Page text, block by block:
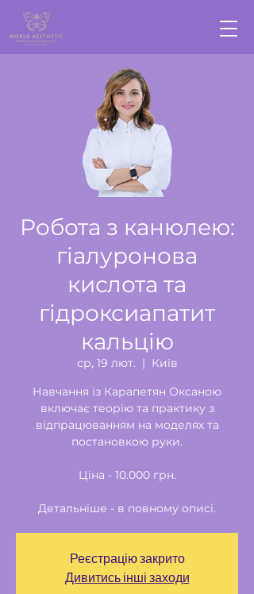
Робота з канюлею:
гіалуронова
кислота та
гідроксиапатит
кальцію
ср, 19 лют.
  |
Київ
Навчання із Карапетян Оксаною
включає теорію та практику з
відпрацюванням на моделях та
постановкою руки.
Ціна - 10.000 грн.
Детальніше - в повному описі.
Реєстрацію закрито
Дивитись інші заходи